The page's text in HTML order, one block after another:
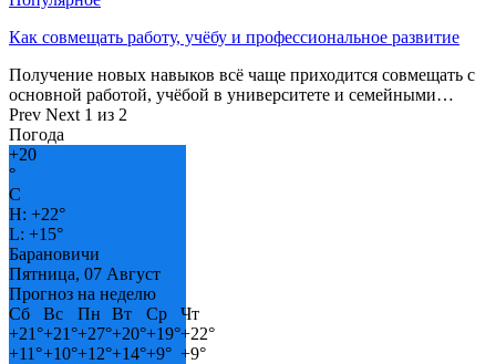
Как совмещать работу, учёбу и профессиональное развитие
Получение новых навыков всё чаще приходится совмещать с
основной работой, учёбой в университете и семейными…
Prev Next 1 из 2
Погода
+20
°
C
H: +22°
L: +15°
Барановичи
Пятница, 07 Август
Прогноз на неделю
Сб
Вс Пн Вт Ср
Чт
+21°+21°+27°+20°+19°+22°
+11°+10°+12°+14°+9° +9°